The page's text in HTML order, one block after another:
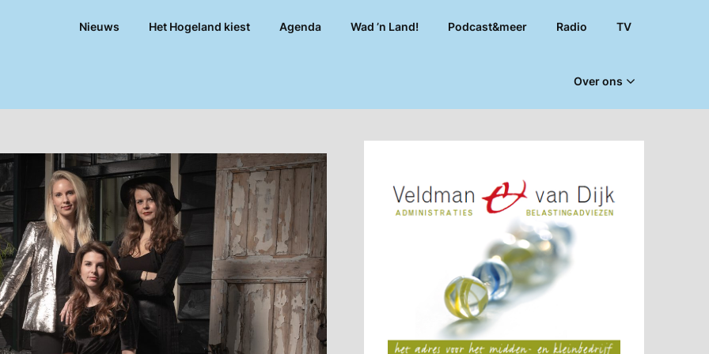
Nieuws Het Hogeland kiest Agenda Wad ’n Land! Podcast&meer Radio TV
Over ons